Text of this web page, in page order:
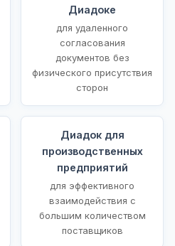
Диадоке
для удаленного
согласования
документов без
физического присутствия
сторон
Диадок для
производственных
предприятий
для эффективного
взаимодействия с
большим количеством
поставщиков